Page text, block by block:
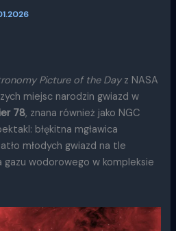
Picture of the Dayz NASA
miejsc narodzin gwiazd w
78, znana również jako NGC
błękitna mgławica
młodych gwiazd na tle
wodorowego w kompleksie